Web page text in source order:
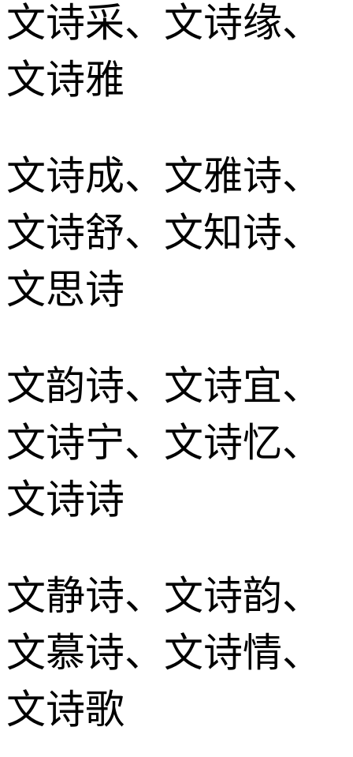
文诗采、文诗缘、
文诗雅
文诗成、文雅诗、
文诗舒、文知诗、
文思诗
文韵诗、文诗宜、
文诗宁、文诗忆、
文诗诗
文静诗、文诗韵、
文慕诗、文诗情、
文诗歌